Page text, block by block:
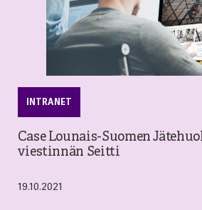
INTRANET
Case Lounais-Suomen
viestinnän Seitti
19.10.2021